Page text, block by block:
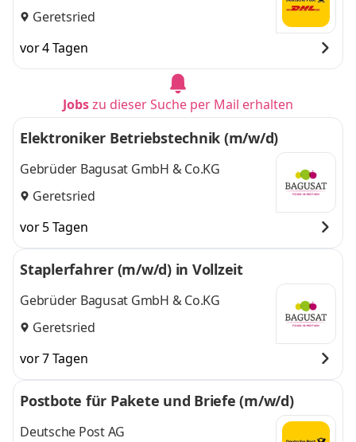
Geretsried
vor 4 Tagen
Jobszu dieser Suche per Mail erhalten
Elektroniker Betriebstechnik (m/w/d)
Gebrüder Bagusat GmbH & Co.KG
Geretsried
vor 5 Tagen
Staplerfahrer (m/w/d) in Vollzeit
Gebrüder Bagusat GmbH & Co.KG
Geretsried
vor 7 Tagen
Postbote für Pakete und Briefe (m/w/d)
Deutsche Post AG